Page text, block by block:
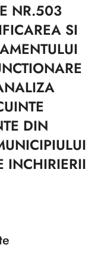
NR.503
SI
DIN
INCHIRIERII